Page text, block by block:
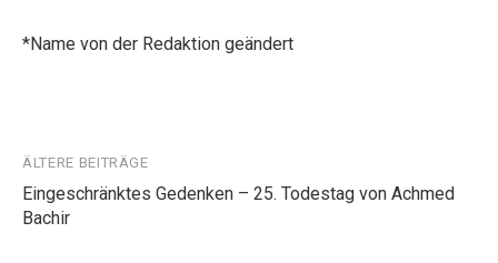
*Name von der Redaktion geändert
Beitragsnavigation
ÄLTERE BEITRÄGE
Eingeschränktes Gedenken – 25. Todestag von Achmed
Bachir